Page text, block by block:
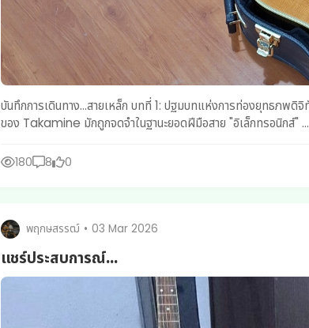
บันทึกการเดินทาง...สายเหล็ก บทที่ 1: ปฐมบทแห่งการท่องยุทธภพดิจิทัล และ "จอมยุทธ์หน้าหยก" Takamine TSS-10 ​ในโลกของกีตาร์วินเทจเจแปน ชื่อ
ของ Takamine มักถูกจดจำในฐานะยอดฝีมือสาย "อิเล็กทรอนิกส์" ...
180 8 0
พฤกษสรรฒ์ • 03 Mar 2026
แชร์ประสบการณ์...